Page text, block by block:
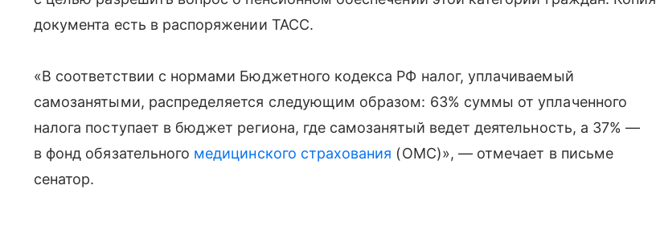
документа есть в распоряжении ТАСС.
«В соответствии с нормами Бюджетного кодекса РФ налог, уплачиваемый
самозанятыми, распределяется следующим образом: 63% суммы от уплаченного
налога поступает в бюджет региона, где самозанятый ведет деятельность, а 37% —
в фонд обязательного медицинского страхования (ОМС)», — отмечает в письме
сенатор.